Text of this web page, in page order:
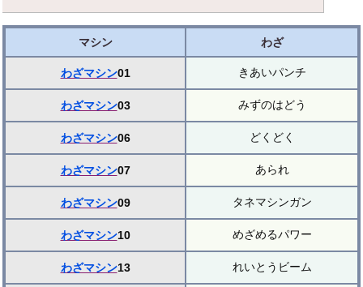
マシン わざ
わざマシン01 きあいパンチ
わざマシン03 みずのはどう
わざマシン06 どくどく
わざマシン07 あられ
わざマシン09 タネマシンガン
わざマシン10 めざめるパワー
わざマシン13 れいとうビーム